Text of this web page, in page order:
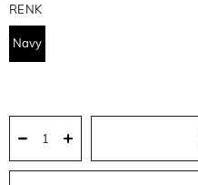
RENK
Navy